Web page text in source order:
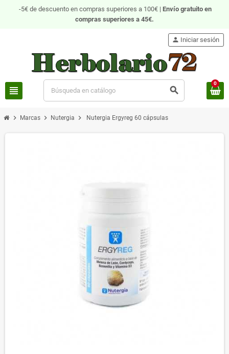
-5€ de descuento en compras superiores a 100€ | Envío gratuito en
compras superiores a 45€.
view_headline search
person Iniciar sesión
0
chevron_right Marcas chevron_right Nutergia chevron_right Nutergia Ergyreg 60 cápsulas